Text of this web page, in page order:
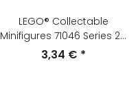
LEGO® Collectable
Minifigures 71046 Series 26
Space Zufällige Minifigur
3,34 € *